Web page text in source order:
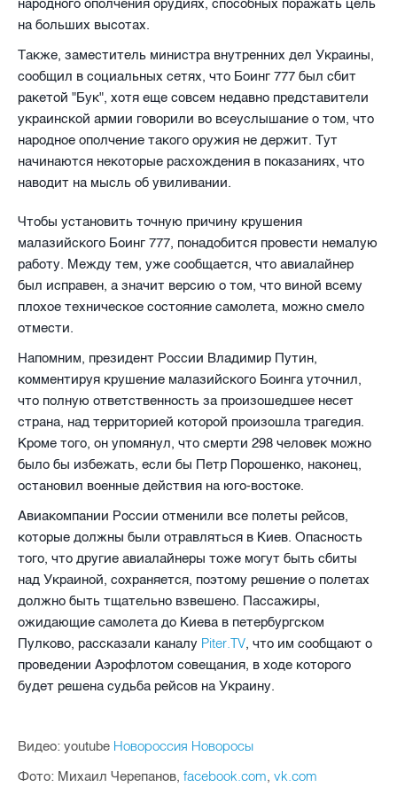
народного ополчения орудиях, способных поражать цель
на больших высотах.
Также, заместитель министра внутренних дел Украины,
сообщил в социальных сетях, что Боинг 777 был сбит
ракетой "Бук", хотя еще совсем недавно представители
украинской армии говорили во всеуслышание о том, что
народное ополчение такого оружия не держит. Тут
начинаются некоторые расхождения в показаниях, что
наводит на мысль об увиливании.
Чтобы установить точную причину крушения
малазийского Боинг 777, понадобится провести немалую
работу. Между тем, уже сообщается, что авиалайнер
был исправен, а значит версию о том, что виной всему
плохое техническое состояние самолета, можно смело
отмести.
Напомним, президент России Владимир Путин,
комментируя крушение малазийского Боинга уточнил,
что полную ответственность за произошедшее несет
страна, над территорией которой произошла трагедия.
Кроме того, он упомянул, что смерти 298 человек можно
было бы избежать, если бы Петр Порошенко, наконец,
остановил военные действия на юго-востоке.
Авиакомпании России отменили все полеты рейсов,
которые должны были отравляться в Киев. Опасность
того, что другие авиалайнеры тоже могут быть сбиты
над Украиной, сохраняется, поэтому решение о полетах
должно быть тщательно взвешено. Пассажиры,
ожидающие самолета до Киева в петербургском
Пулково, рассказали каналу Piter.TV, что им сообщают о
проведении Аэрофлотом совещания, в ходе которого
будет решена судьба рейсов на Украину.
Видео: youtube Новороссия Новоросы
Фото: Михаил Черепанов, facebook.com, vk.com